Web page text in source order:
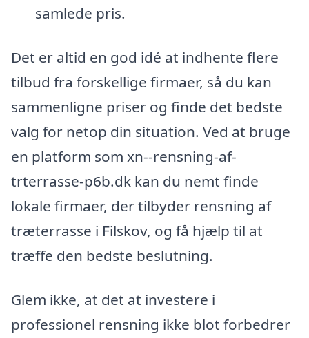
samlede pris.
Det er altid en god idé at indhente flere
tilbud fra forskellige firmaer, så du kan
sammenligne priser og finde det bedste
valg for netop din situation. Ved at bruge
en platform som xn--rensning-af-
trterrasse-p6b.dk kan du nemt finde
lokale firmaer, der tilbyder rensning af
træterrasse i Filskov, og få hjælp til at
træffe den bedste beslutning.
Glem ikke, at det at investere i
professionel rensning ikke blot forbedrer